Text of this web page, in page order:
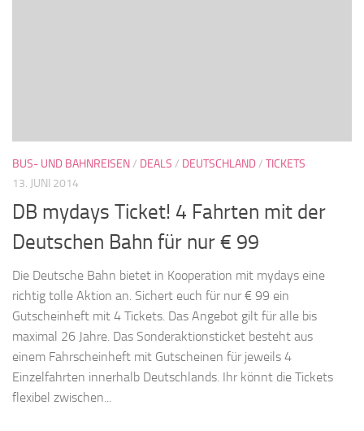
BUS- UND BAHNREISEN/ DEALS / DEUTSCHLAND/ TICKETS
13. JUNI 2014
DB mydays Ticket! 4 Fahrten mit der
Deutschen Bahn für nur € 99
Die Deutsche Bahn bietet in Kooperation mit mydays eine
richtig tolle Aktion an. Sichert euch für nur € 99 ein
Gutscheinheft mit 4 Tickets. Das Angebot gilt für alle bis
maximal 26 Jahre. Das Sonderaktionsticket besteht aus
einem Fahrscheinheft mit Gutscheinen für jeweils 4
Einzelfahrten innerhalb Deutschlands. Ihr könnt die Tickets
flexibel zwischen...